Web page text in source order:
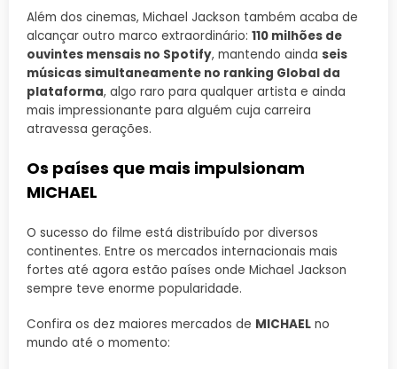
Além dos cinemas, Michael Jackson também acaba de
alcançar outro marco extraordinário: 110 milhões de
ouvintes mensais no Spotify, mantendo ainda seis
músicas simultaneamente no ranking Global da
plataforma, algo raro para qualquer artista e ainda
mais impressionante para alguém cuja carreira
atravessa gerações.
Os países que mais impulsionam
MICHAEL
O sucesso do filme está distribuído por diversos
continentes. Entre os mercados internacionais mais
fortes até agora estão países onde Michael Jackson
sempre teve enorme popularidade.
Confira os dez maiores mercados de MICHAEL no
mundo até o momento: